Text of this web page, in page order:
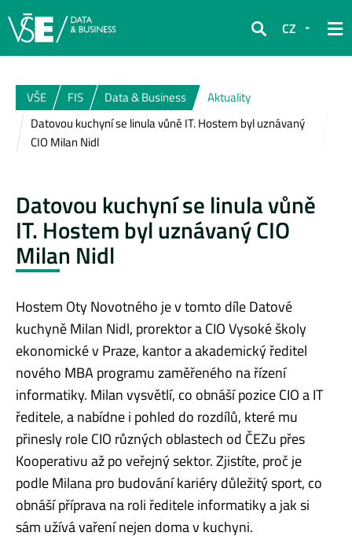
Hledat
CZ
VŠE FIS Data & Business
Aktuality
Datovou kuchyní se linula vůně IT. Hostem byl uznávaný
CIO Milan Nidl
Datovou kuchyní se linula vůně
IT. Hostem byl uznávaný CIO
Milan Nidl
Hostem Oty Novotného je v tomto díle Datové
kuchyně Milan Nidl, prorektor a CIO Vysoké školy
ekonomické v Praze, kantor a akademický ředitel
nového MBA programu zaměřeného na řízení
informatiky. Milan vysvětlí, co obnáší pozice CIO a IT
ředitele, a nabídne i pohled do rozdílů, které mu
přinesly role CIO různých oblastech od ČEZu přes
Kooperativu až po veřejný sektor. Zjistíte, proč je
podle Milana pro budování kariéry důležitý sport, co
obnáší příprava na roli ředitele informatiky a jak si
sám užívá vaření nejen doma v kuchyni.